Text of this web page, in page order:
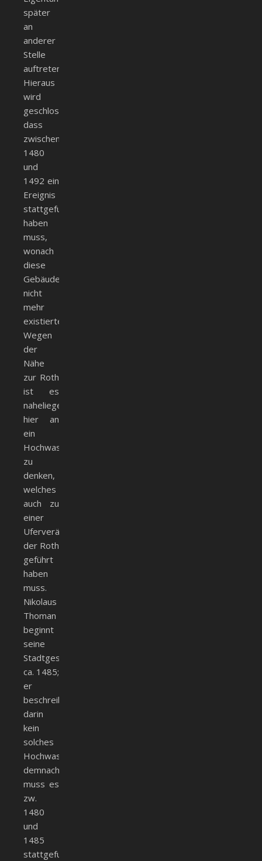
später
an
anderer
Stelle
auftreten.
Hieraus
wird
geschlossen,
dass
zwischen
1480
und
1492 ein
Ereignis
stattgefunden
haben
muss,
wonach
diese
Gebäude
nicht
mehr
existierten.
Wegen
der
Nähe
zur Roth
ist es
naheliegend,
hier an
ein
Hochwasserereignis
zu
denken,
welches
auch zu
einer
Uferveränderung
der Roth
geführt
haben
muss.
Nikolaus
Thoman
beginnt
seine
Stadtgeschichte
ca. 1485;
er
beschreibt
darin
kein
solches
Hochwasser,
demnach
muss es
zw.
1480
und
1485
stattgefunden